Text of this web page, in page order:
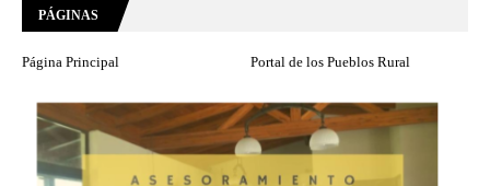
PÁGINAS
Página Principal Portal de los Pueblos Rural